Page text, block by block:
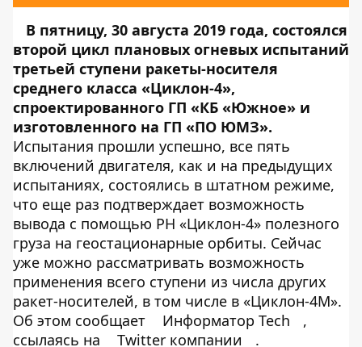
В пятницу, 30 августа 2019 года, состоялся
второй цикл плановых огневых испытаний
третьей ступени ракеты-носителя
среднего класса «Циклон-4»,
спроектированного ГП «КБ «Южное» и
изготовленного на ГП «ПО ЮМЗ».
Испытания прошли успешно, все пять
включений двигателя, как и на предыдущих
испытаниях, состоялись в штатном режиме,
что еще раз подтверждает возможность
вывода с помощью РН «Циклон-4» полезного
груза на геостационарные орбиты. Сейчас
уже можно рассматривать возможность
применения всего ступени из числа других
ракет-носителей, в том числе в «Циклон-4М».
Об этом сообщает
Информатор Tech
,
ссылаясь на
Twitter компании
.